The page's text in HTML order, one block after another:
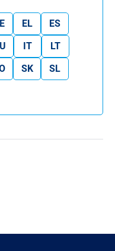
EL
ES
IT
LT
SK
SL